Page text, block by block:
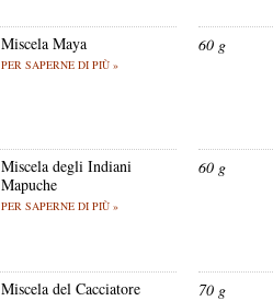
Miscela Maya
PER SAPERNE DI PIÙ »
60 g
Miscela degli Indiani
Mapuche
PER SAPERNE DI PIÙ »
60 g
Miscela del Cacciatore 70 g